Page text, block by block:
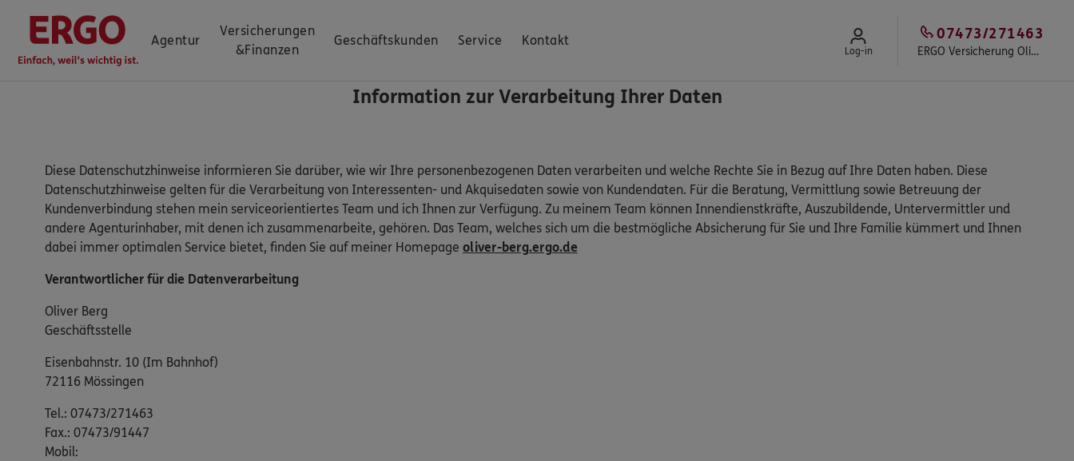
Agentur
Versicherungen
&Finanzen
Geschäftskunden Service Kontakt
Log-in ERGO Versicherung Oliver Berg
07473/271463
Information zur Verarbeitung Ihrer Daten
Diese Datenschutzhinweise informieren Sie darüber, wie wir Ihre personenbezogenen Daten verarbeiten und welche Rechte Sie in Bezug auf Ihre Daten haben. Diese
Datenschutzhinweise gelten für die Verarbeitung von Interessenten- und Akquisedaten sowie von Kundendaten. Für die Beratung, Vermittlung sowie Betreuung der
Kundenverbindung stehen mein serviceorientiertes Team und ich Ihnen zur Verfügung. Zu meinem Team können Innendienstkräfte, Auszubildende, Untervermittler und
andere Agenturinhaber, mit denen ich zusammenarbeite, gehören. Das Team, welches sich um die bestmögliche Absicherung für Sie und Ihre Familie kümmert und Ihnen
dabei immer optimalen Service bietet, finden Sie auf meiner Homepage oliver-berg.ergo.de
Verantwortlicher für die Datenverarbeitung
Oliver Berg
Geschäftsstelle
Eisenbahnstr. 10 (Im Bahnhof)
72116 Mössingen
Tel.: 07473/271463
Fax.: 07473/91447
Mobil: